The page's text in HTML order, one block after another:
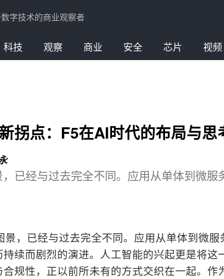
字技术的商业观察者
科技 观察 商业 安全 芯片 视频
拐点：F5在AI时代的布局与思
已经与过去完全不同。应用从单体到微服
景，已经与过去完全不同。应用从单体到微
持续而剧烈的演进。人工智能的兴起更是将
规性，正以前所未有的方式交织在一起。作